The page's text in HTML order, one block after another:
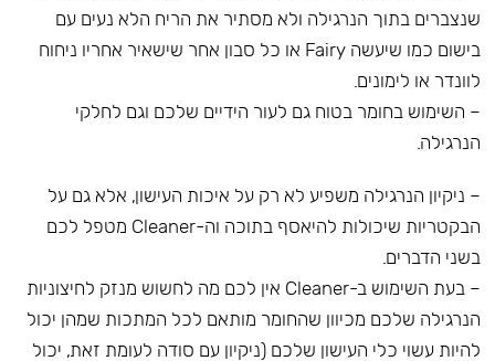
שנצברים בתוך הנרגילה ולא מסתיר את הריח הלא נעים עם
בישום כמו שיעשה Fairy או כל סבון אחר שישאיר אחריו ניחוח
לוונדר או לימונים.
– השימוש בחומר בטוח גם לעור הידיים שלכם וגם לחלקי
הנרגילה.
– ניקיון הנרגילה משפיע לא רק על איכות העישון, אלא גם על
הבקטריות שיכולות להיאסף בתוכה וה-Cleaner מטפל לכם
בשני הדברים.
– בעת השימוש ב-Cleaner אין לכם מה לחשוש מנזק לחיצוניות
הנרגילה שלכם מכיוון שהחומר מותאם לכל המתכות שמהן יכול
להיות עשוי כלי העישון שלכם (ניקיון עם סודה לעומת זאת, יכול